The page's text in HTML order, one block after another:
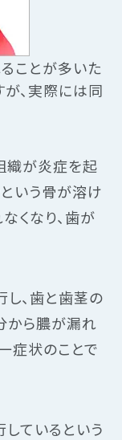
ことが多いた
、実際には同
織が炎症を起
いう骨が溶け
くなり、歯が
、歯と歯茎の
から膿が漏れ
症状のことで
ているという